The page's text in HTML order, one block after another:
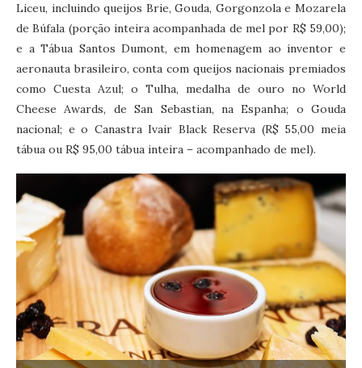
Liceu, incluindo queijos Brie, Gouda, Gorgonzola e Mozarela
de Búfala (porção inteira acompanhada de mel por R$ 59,00);
e a Tábua Santos Dumont, em homenagem ao inventor e
aeronauta brasileiro, conta com queijos nacionais premiados
como Cuesta Azul; o Tulha, medalha de ouro no World
Cheese Awards, de San Sebastian, na Espanha; o Gouda
nacional; e o Canastra Ivair Black Reserva (R$ 55,00 meia
tábua ou R$ 95,00 tábua inteira – acompanhado de mel).